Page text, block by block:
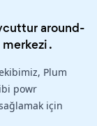
around-
merkezi.
Plum
powr
için